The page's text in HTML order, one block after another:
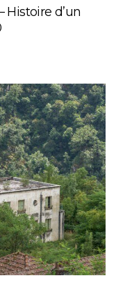
Histoire d’un